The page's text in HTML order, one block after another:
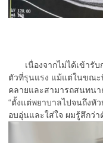
เนื่องจากไม่ได้เข้ารับ
ตัวที่รุนแรง แม้แต่ในขณะ
คลายและสามารถสนทนา
“ตั้งแต่พยาบาลไปจนถึงหั
อบอุ่นและใส่ใจ ผมรู้สึกว่า